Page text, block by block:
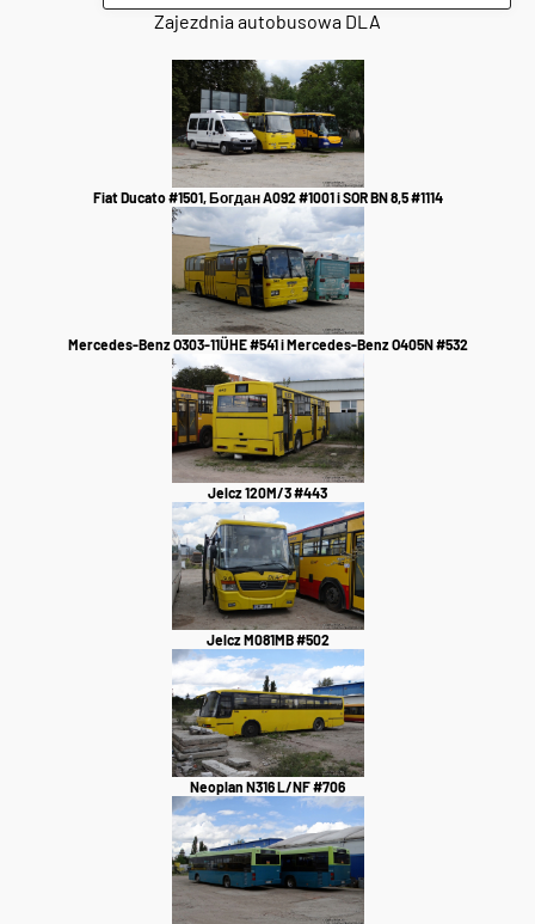
Zajezdnia autobusowa DLA
Fiat Ducato #1501, Богдан A092 #1001 i SOR BN 8,5 #1114
Mercedes-Benz O303-11ÜHE #541 i Mercedes-Benz O405N #532
Jelcz 120M/3 #443
Jelcz M081MB #502
Neoplan N316 L/NF #706